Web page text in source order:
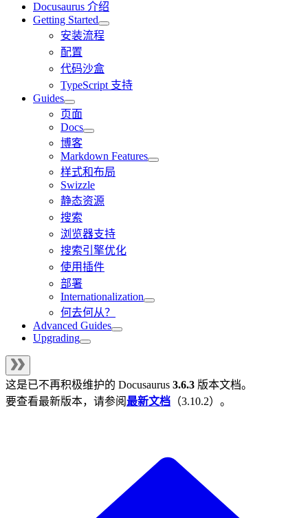
Docusaurus 介绍
Getting Started
安装流程
配置
代码沙盒
TypeScript 支持
Guides
页面
Docs
博客
Markdown Features
样式和布局
Swizzle
静态资源
搜索
浏览器支持
搜索引擎优化
使用插件
部署
Internationalization
何去何从？
Advanced Guides
Upgrading
这是已不再积极维护的 Docusaurus 3.6.3 版本文档。
要查看最新版本，请参阅最新文档 （3.10.2）。